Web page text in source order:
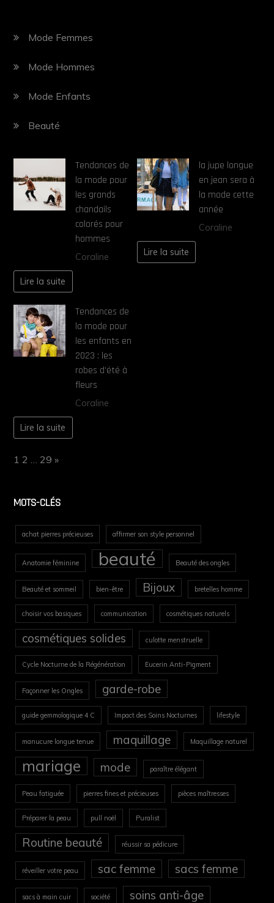
Mode Femmes
Mode Hommes
Mode Enfants
Beauté
Tendances de
la mode pour
les grands
chandails
colorés pour
hommes
Coraline
Lire la suite
la jupe longue
en jean sera à
la mode cette
année
Coraline
Lire la suite
Tendances de
la mode pour
les enfants en
2023 : les
robes d’été à
fleurs
Coraline
Lire la suite
Page:
1 2 29 Next
»
MOTS-CLÉS
achat pierres précieuses affirmer son style personnel
Anatomie féminine beauté Beauté des ongles
Beauté et sommeil bien-être Bijoux bretelles homme
choisir vos basiques communication cosmétiques naturels
cosmétiques solides culotte menstruelle
Cycle Nocturne de la Régénération Eucerin Anti-Pigment
Façonner les Ongles garde-robe
guide gemmologique 4 C Impact des Soins Nocturnes lifestyle
manucure longue tenue maquillage Maquillage naturel
mariage mode paraître élégant
Peau fatiguée pierres fines et précieuses pièces maîtresses
Préparer la peau pull noël Puralist
Routine beauté réussir sa pédicure
réveiller votre peau sac femme sacs femme
sacs à main cuir société soins anti-âge